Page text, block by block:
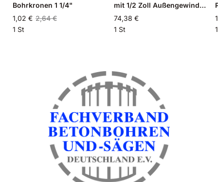
Bohrkronen 1 1/4"
1,02 € 2,64 €
1 St
mit 1/2 Zoll Außengewinde
+ Zentrierbohrer
74,38 €
1 St